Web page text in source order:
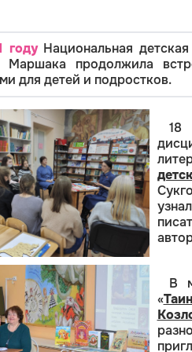
году Национальная
Маршака продолжила
для детей и подростков.
18
В
«